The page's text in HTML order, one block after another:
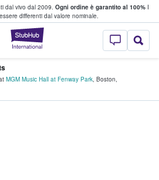
dal vivo dal 2009. Ogni ordine è garantito al 100%I
differenti dal valore nominale.
StubHub - Dove
biglietti
MGM Music Hall at Fenway Park, Boston,